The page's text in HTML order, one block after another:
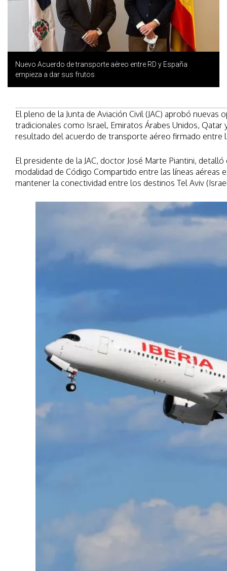
Nuevo Acuerdo de transporte aéreo entre RD y España
empieza a dar sus frutos
El pleno de la Junta de Aviación Civil (JAC) aprobó
tradicionales como Israel, Emiratos Árabes Unidos, Qatar
resultado del acuerdo de transporte aéreo firmado entre
El presidente de la JAC, doctor José Marte Piantini,
modalidad de Código Compartido entre las líneas aéreas
mantener la conectividad entre los destinos Tel Aviv